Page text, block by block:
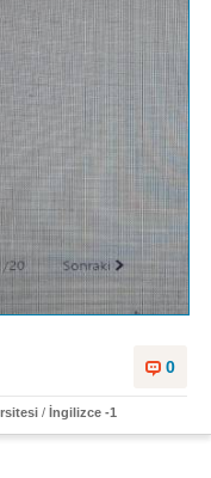
0
/ İngilizce -1